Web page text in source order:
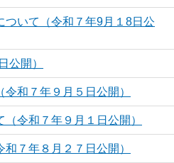
ついて（令和７年9月１8日公
公開）
和７年９月５日公開）
令和７年９月１日公開）
７年８月２７日公開）